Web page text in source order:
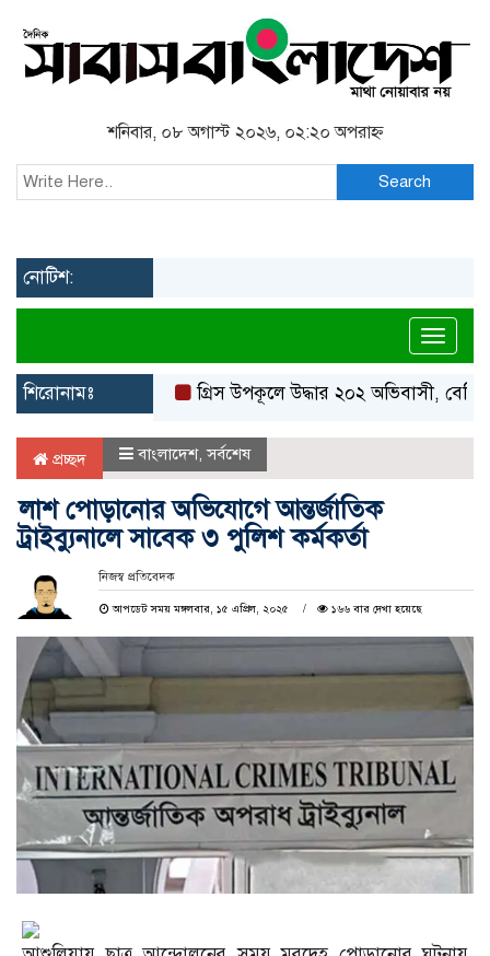
শনিবার, ০৮ অগাস্ট ২০২৬, ০২:২০ অপরাহ্ন
Search
নোটিশ:
শিরোনামঃ গ্রিস উপকূলে উদ্ধার ২০২ অভিবাসী, বেশিরভাগই
প্রচ্ছদ বাংলাদেশ,সর্বশেষ
লাশ পোড়ানোর অভিযোগে আন্তর্জাতিক
ট্রাইব্যুনালে সাবেক ৩ পুলিশ কর্মকর্তা
নিজস্ব প্রতিবেদক
আপডেট সময় মঙ্গলবার, ১৫ এপ্রিল, ২০২৫ ১৬৬ বার দেখা হয়েছে